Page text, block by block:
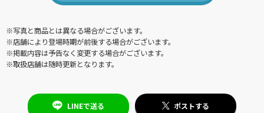
※写真と商品とは異なる場合がございます。
※店舗により登場時期が前後する場合がございます。
※掲載内容は予告なく変更する場合がございます。
※取扱店舗は随時更新となります。
LINEで送る ポストする